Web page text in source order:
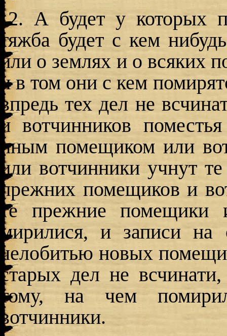
2. А будет у которых
тяжба будет с кем
или о землях и о всяких
и в том они с кем
впредь тех дел не
и вотчинников
иным помещиком или
или вотчинники учнут
прежних помещиков и
те прежние помещики
мирилися, и записи на
челобитью новых
старых дел не
тому, на чем
вотчинники.